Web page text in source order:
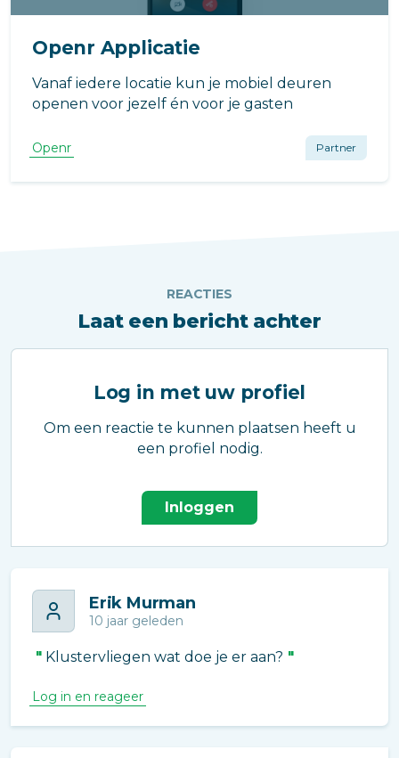
Openr Applicatie
Vanaf iedere locatie kun je mobiel deuren
openen voor jezelf én voor je gasten
Openr Partner
REACTIES
Laat een bericht achter
Log in met uw profiel
Om een reactie te kunnen plaatsen heeft u
een profiel nodig.
Inloggen
Erik Murman
10 jaar geleden
Klustervliegen wat doe je er aan?
Log in en reageer